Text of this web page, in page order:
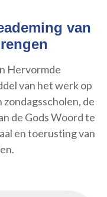
van
Hervormde
van het werk op
de
de Gods Woord te
en toerusting van